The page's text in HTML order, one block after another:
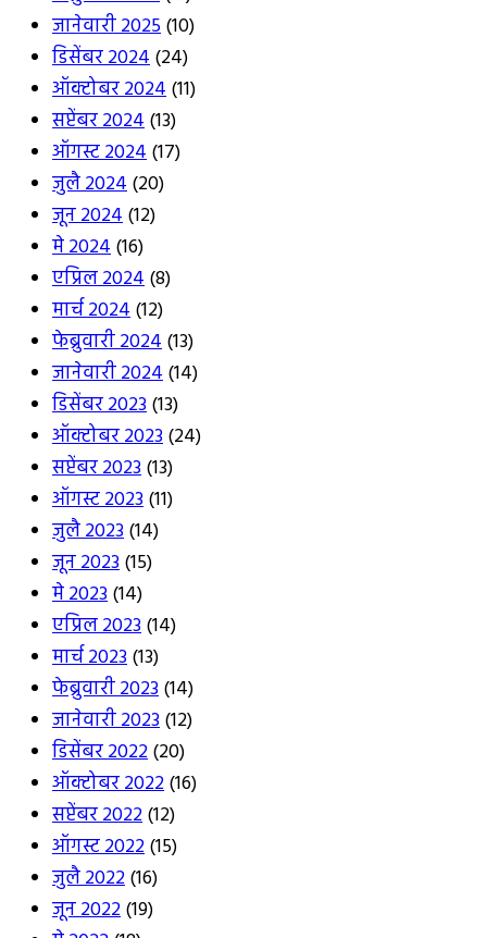
जानेवारी 2025(10)
डिसेंबर 2024(24)
ऑक्टोबर 2024(11)
सप्टेंबर 2024(13)
ऑगस्ट 2024(17)
जुलै 2024(20)
जून 2024(12)
मे 2024(16)
एप्रिल 2024(8)
मार्च 2024(12)
फेब्रुवारी 2024(13)
जानेवारी 2024(14)
डिसेंबर 2023(13)
ऑक्टोबर 2023(24)
सप्टेंबर 2023(13)
ऑगस्ट 2023(11)
जुलै 2023(14)
जून 2023(15)
मे 2023(14)
एप्रिल 2023(14)
मार्च 2023(13)
फेब्रुवारी 2023(14)
जानेवारी 2023(12)
डिसेंबर 2022(20)
ऑक्टोबर 2022(16)
सप्टेंबर 2022(12)
ऑगस्ट 2022(15)
जुलै 2022(16)
जून 2022(19)